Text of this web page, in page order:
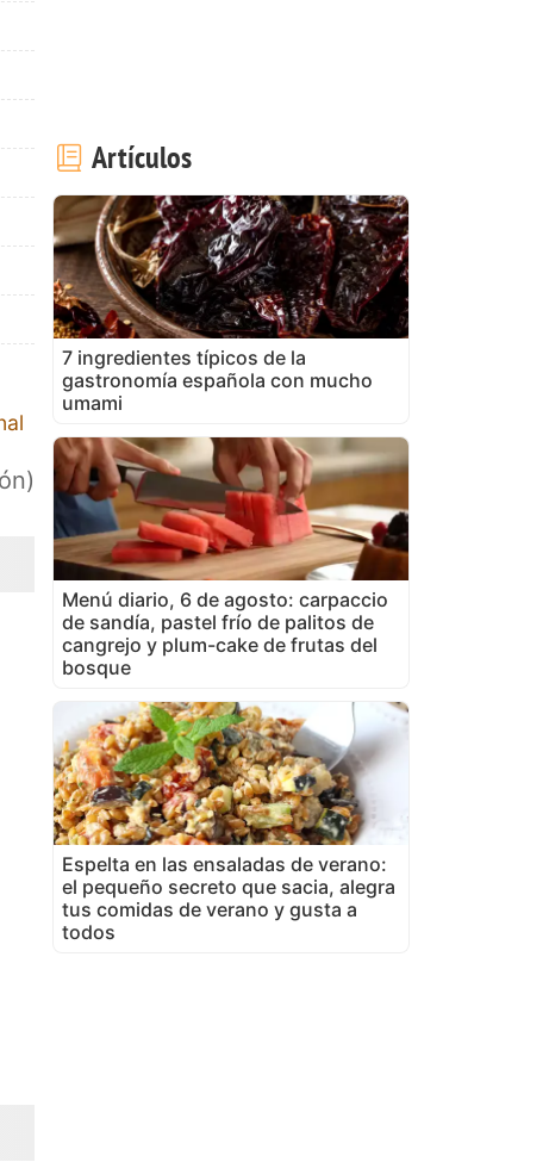
Artículos
7 ingredientes típicos de la
gastronomía española con mucho
umami
Menú diario, 6 de agosto: carpaccio
de sandía, pastel frío de palitos de
cangrejo y plum-cake de frutas del
bosque
Espelta en las ensaladas de verano:
el pequeño secreto que sacia, alegra
tus comidas de verano y gusta a
todos